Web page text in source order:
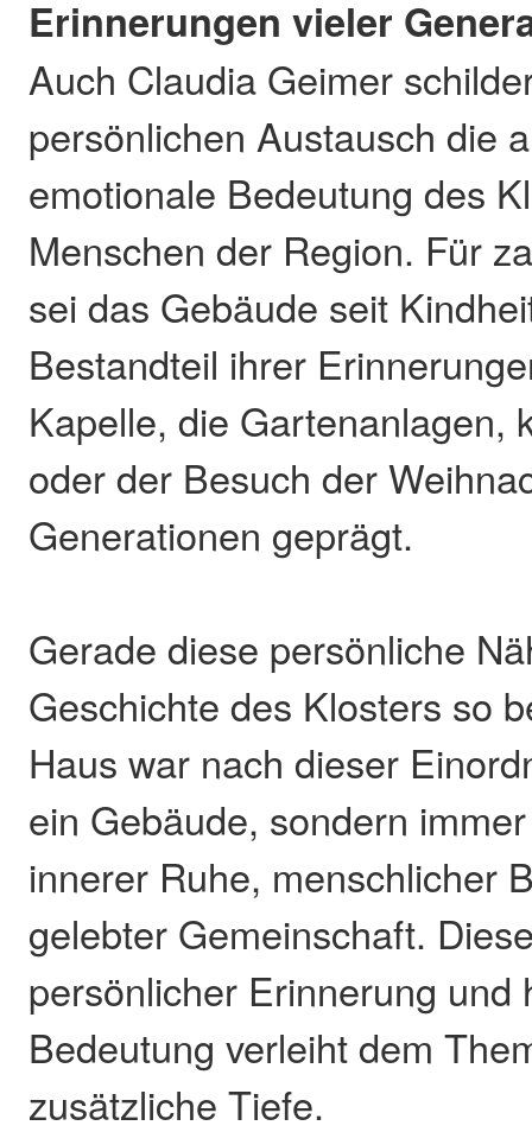
Erinnerungen vieler
Auch Claudia Geimer
persönlichen Austausch die
emotionale Bedeutung des
Menschen der Region. Für
sei das Gebäude seit
Bestandteil ihrer
Kapelle, die Gartenanlagen,
oder der Besuch der
Generationen geprägt.
Gerade diese persönliche
Geschichte des Klosters so
Haus war nach dieser
ein Gebäude, sondern
innerer Ruhe, menschlicher
gelebter Gemeinschaft.
persönlicher Erinnerung und
Bedeutung verleiht dem
zusätzliche Tiefe.